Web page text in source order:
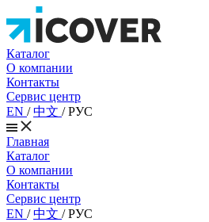
Каталог
О компании
Контакты
Сервис центр
EN /中文 /РУС
Главная
Каталог
О компании
Контакты
Сервис центр
EN /中文 /РУС